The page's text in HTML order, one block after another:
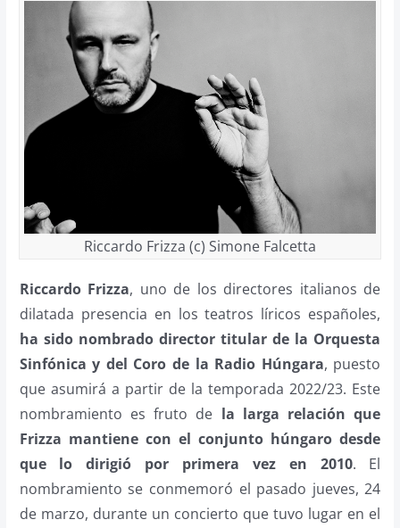
Riccardo Frizza (c) Simone Falcetta
Riccardo Frizza, uno de los directores italianos de
dilatada presencia en los teatros líricos españoles,
ha sido nombrado director titular de la Orquesta
Sinfónica y del Coro de la Radio Húngara, puesto
que asumirá a partir de la temporada 2022/23. Este
nombramiento es fruto de la larga relación que
Frizza mantiene con el conjunto húngaro desde
que lo dirigió por primera vez en 2010. El
nombramiento se conmemoró el pasado jueves, 24
de marzo, durante un concierto que tuvo lugar en el